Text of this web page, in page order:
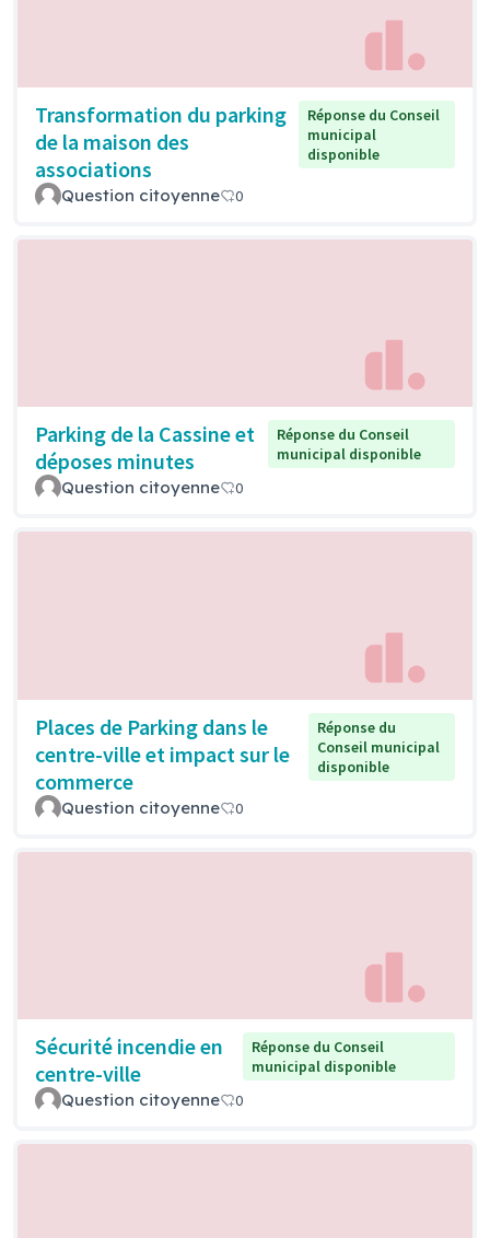
Transformation du parking
de la maison des
associations
Réponse du Conseil
municipal
disponible
Question citoyenne 0
Parking de la Cassine et
déposes minutes
Réponse du Conseil
municipal disponible
Question citoyenne 0
Places de Parking dans le
centre-ville et impact sur le
commerce
Réponse du
Conseil municipal
disponible
Question citoyenne 0
Sécurité incendie en
centre-ville
Réponse du Conseil
municipal disponible
Question citoyenne 0